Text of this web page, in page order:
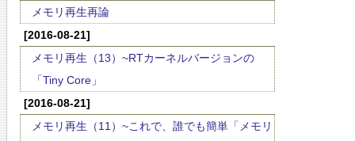
メモリ再生再論
[2016-08-21]
メモリ再生（13）~RTカーネルバージョンの
「Tiny Core」
[2016-08-21]
メモリ再生（11）~これで、誰でも簡単「メモリ